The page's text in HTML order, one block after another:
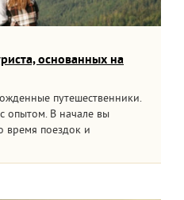
основанных на
путешественники.
опытом. В начале вы
время поездок и